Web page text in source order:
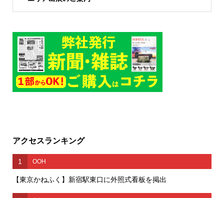
アクセスランキング
1 OOH
【東京かねふく】新宿駅東口に外照式看板を掲出